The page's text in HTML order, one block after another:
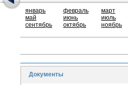
январь
май
сентябрь
февраль
июнь
октябрь
март
июль
ноябрь
Документы